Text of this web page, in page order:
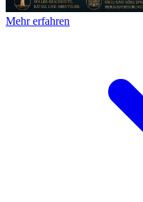
Mehr erfahren